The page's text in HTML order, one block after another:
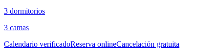
3 dormitorios
3 camas
Calendario verificadoReserva onlineCancelación gratuita